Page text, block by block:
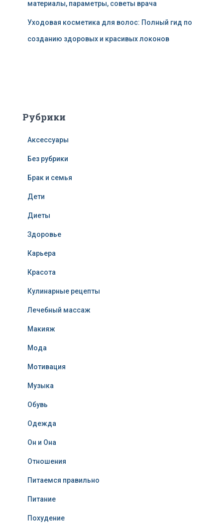
материалы, параметры, советы врача
Уходовая косметика для волос: Полный гид по
созданию здоровых и красивых локонов
Рубрики
Аксессуары
Без рубрики
Брак и семья
Дети
Диеты
Здоровье
Карьера
Красота
Кулинарные рецепты
Лечебный массаж
Макияж
Мода
Мотивация
Музыка
Обувь
Одежда
Он и Она
Отношения
Питаемся правильно
Питание
Похудение